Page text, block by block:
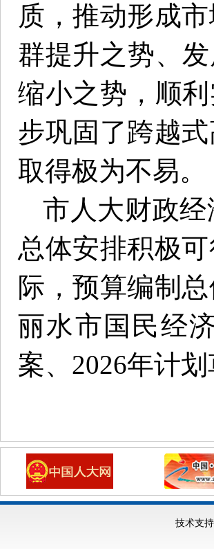
质，推动形成
群提升之势、
缩小之势，顺
步巩固了跨越
取得极为不易。
市人大财政
总体安排积极
际，预算编制
丽水市国民经
案、2026年计
技术支